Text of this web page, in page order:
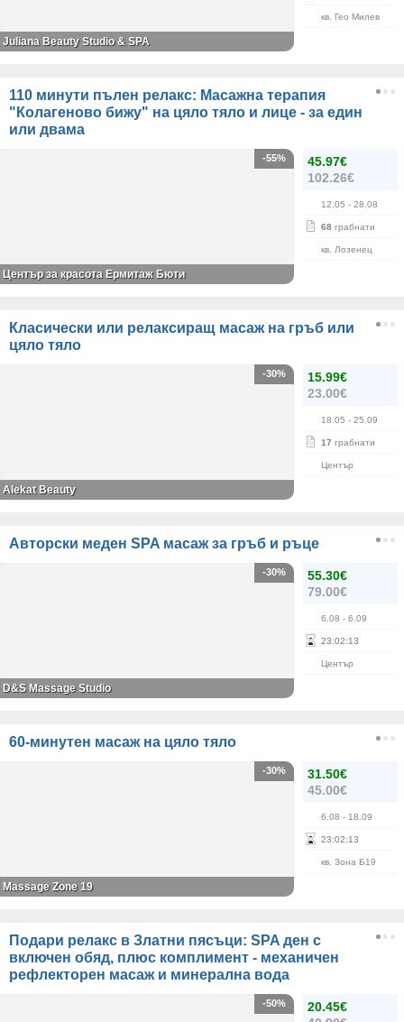
кв. Гео Милев
Juliana Beauty Studio & SPA
110 минути пълен релакс: Масажна терапия
"Колагеново бижу" на цяло тяло и лице - за един
или двама
45.97€
102.26€
12.05 - 28.08
68 грабнати
кв. Лозенец
-55%
Център за красота Ермитаж Бюти
Класически или релаксиращ масаж на гръб или
цяло тяло
15.99€
23.00€
18.05 - 25.09
17 грабнати
Център
-30%
Alekat Beauty
Авторски меден SPA масаж за гръб и ръце
55.30€
79.00€
6.08 - 6.09
23:02:13
Център
-30%
D&S Massage Studio
60-минутен масаж на цяло тяло
31.50€
45.00€
6.08 - 18.09
23:02:13
кв. Зона Б19
-30%
Massage Zone 19
Подари релакс в Златни пясъци: SPA ден с
включен обяд, плюс комплимент - механичен
рефлекторен масаж и минерална вода
20.45€
-50%